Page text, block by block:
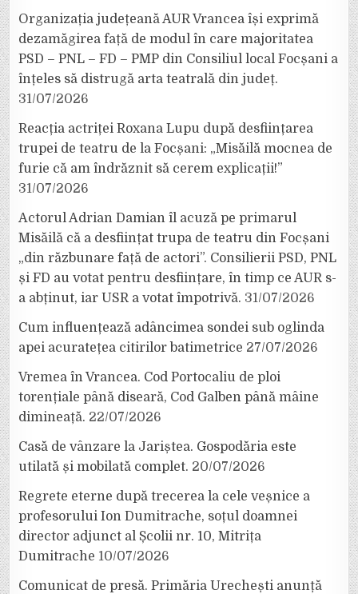
Organizația județeană AUR Vrancea își exprimă
dezamăgirea față de modul în care majoritatea
PSD – PNL – FD – PMP din Consiliul local Focșani a
înțeles să distrugă arta teatrală din județ.
31/07/2026
Reacția actriței Roxana Lupu după desființarea
trupei de teatru de la Focșani: „Misăilă mocnea de
furie că am îndrăznit să cerem explicații!”
31/07/2026
Actorul Adrian Damian îl acuză pe primarul
Misăilă că a desființat trupa de teatru din Focșani
„din răzbunare față de actori”. Consilierii PSD, PNL
și FD au votat pentru desființare, în timp ce AUR s-
a abținut, iar USR a votat împotrivă. 31/07/2026
Cum influențează adâncimea sondei sub oglinda
apei acuratețea citirilor batimetrice 27/07/2026
Vremea în Vrancea. Cod Portocaliu de ploi
torențiale până diseară, Cod Galben până mâine
dimineață. 22/07/2026
Casă de vânzare la Jariștea. Gospodăria este
utilată și mobilată complet. 20/07/2026
Regrete eterne după trecerea la cele veșnice a
profesorului Ion Dumitrache, soțul doamnei
director adjunct al Școlii nr. 10, Mitrița
Dumitrache 10/07/2026
Comunicat de presă. Primăria Urechești anunță